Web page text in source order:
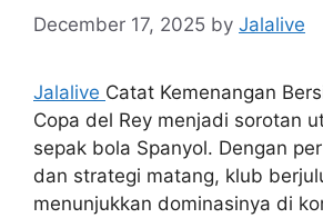
December 17, 2025 by Jalalive
Jalalive Catat Kemenangan
Copa del Rey menjadi sorotan
sepak bola Spanyol. Dengan
dan strategi matang, klub
menunjukkan dominasinya di